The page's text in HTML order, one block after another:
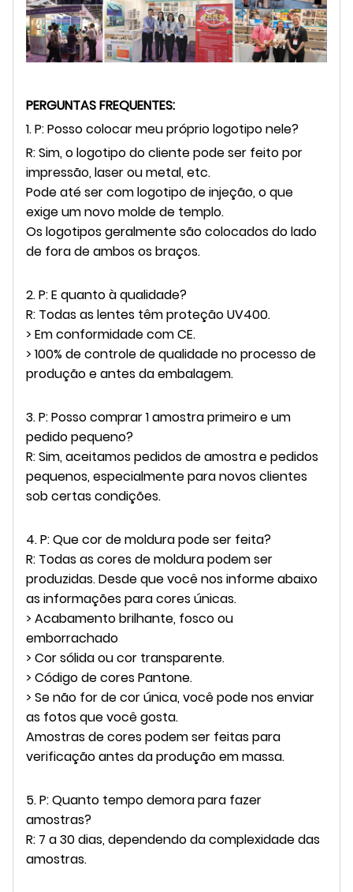
PERGUNTAS FREQUENTES:
1. P: Posso colocar meu próprio logotipo nele?
R: Sim, o logotipo do cliente pode ser feito por
impressão, laser ou metal, etc.
Pode até ser com logotipo de injeção, o que
exige um novo molde de templo.
Os logotipos geralmente são colocados do lado
de fora de ambos os braços.
2. P: E quanto à qualidade?
R: Todas as lentes têm proteção UV400.
> Em conformidade com CE.
> 100% de controle de qualidade no processo de
produção e antes da embalagem.
3. P: Posso comprar 1 amostra primeiro e um
pedido pequeno?
R: Sim, aceitamos pedidos de amostra e pedidos
pequenos, especialmente para novos clientes
sob certas condições.
4. P: Que cor de moldura pode ser feita?
R: Todas as cores de moldura podem ser
produzidas. Desde que você nos informe abaixo
as informações para cores únicas.
> Acabamento brilhante, fosco ou
emborrachado
> Cor sólida ou cor transparente.
> Código de cores Pantone.
> Se não for de cor única, você pode nos enviar
as fotos que você gosta.
Amostras de cores podem ser feitas para
verificação antes da produção em massa.
5. P: Quanto tempo demora para fazer
amostras?
R: 7 a 30 dias, dependendo da complexidade das
amostras.